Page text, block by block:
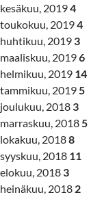
kesäkuu, 20194
toukokuu, 20194
huhtikuu, 2019 3
maaliskuu, 20196
helmikuu, 2019 14
tammikuu, 2019 5
joulukuu, 2018 3
marraskuu, 2018 5
lokakuu, 20188
syyskuu, 2018 11
elokuu, 2018 3
heinäkuu, 2018 2